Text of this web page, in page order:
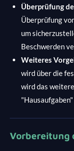
Überprüfung
Überprüfung
um
Beschwerden
Weiteres
wird über die
wird das
Vorbereitung